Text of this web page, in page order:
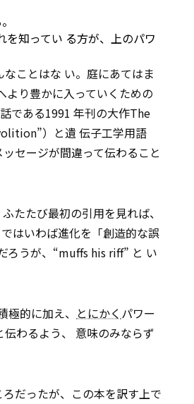
知ってい る方が、上のパワ
ことはな い。庭にあてはま
り豊かに入っていくための
である1991 年刊の大作The
）と遺 伝子工学用語
セージが間違って伝わること
たたび最初の引用を見れば、
はいわば進化を「創造的な誤
ろうが、“muffs his riff” と い
的に加え、 とにかく パワー
わるよう、 意味のみならず
だったが、この本を訳す上で